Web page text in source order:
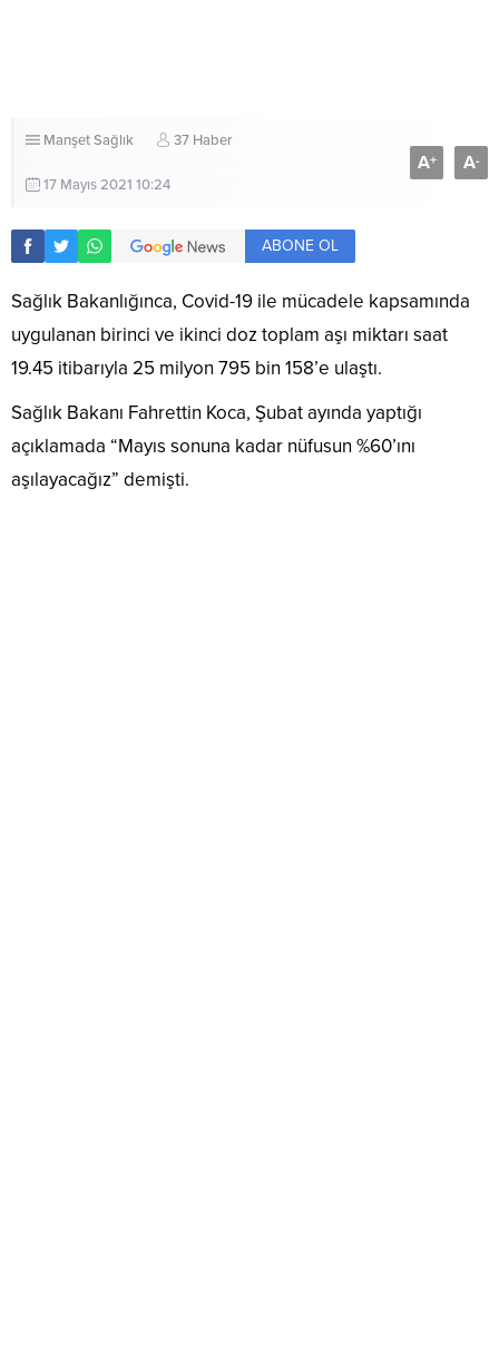
ManşetSağlık 37 Haber
17 Mayıs 2021 10:24
A+ A-
ABONE OL
Sağlık Bakanlığınca, Covid-19 ile mücadele kapsamında
uygulanan birinci ve ikinci doz toplam aşı miktarı saat
19.45 itibarıyla 25 milyon 795 bin 158’e ulaştı.
Sağlık Bakanı Fahrettin Koca, Şubat ayında yaptığı
açıklamada “Mayıs sonuna kadar nüfusun %60’ını
aşılayacağız” demişti.